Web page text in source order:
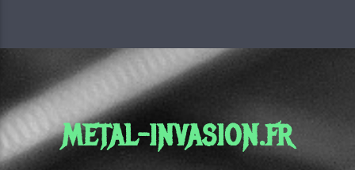
METAL-INVASION.FR